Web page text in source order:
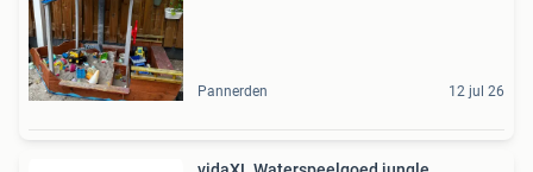
Pannerden 12 jul 26